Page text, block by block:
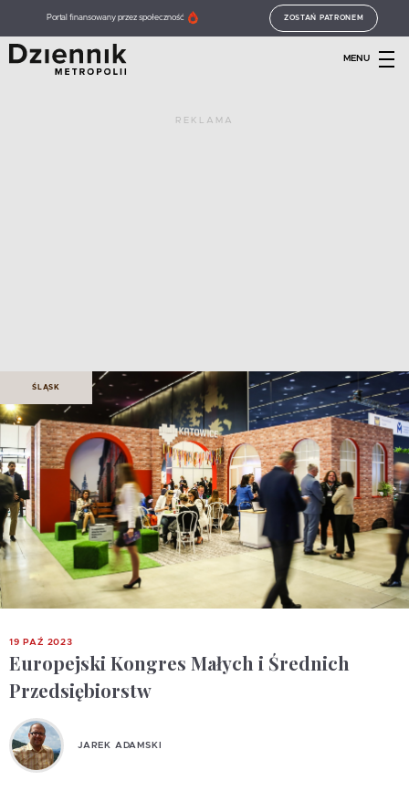
Portal finansowany przez społeczność ZOSTAŃ PATRONEM
MENU
REKLAMA
ŚLĄSK
19 PAŹ 2023
Europejski Kongres Małych i Średnich
Przedsiębiorstw
JAREK ADAMSKI